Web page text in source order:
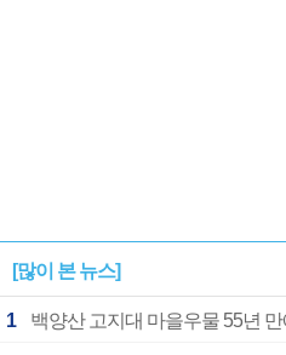
[많이 본 뉴스]
1 백양산 고지대 마을우물 55년